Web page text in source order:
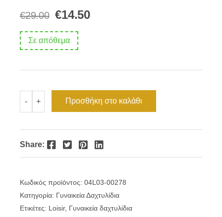
€29.00 Original
price
was:
€29.00.
€14.50Η
είναι:
Σε απόθεμα
-
δαχτυλίδι
ατσάλι
Loisir
04L03-
00278
ποσότητα
+ Προσθήκη στο καλάθι
Share: Facebook Twitter Pinterest LinkedIn
Κωδικός προϊόντος: 04L03-00278
Κατηγορία: Γυναικεία Δαχτυλίδια
Ετικέτες: Loisir, Γυναικεία δαχτυλίδια